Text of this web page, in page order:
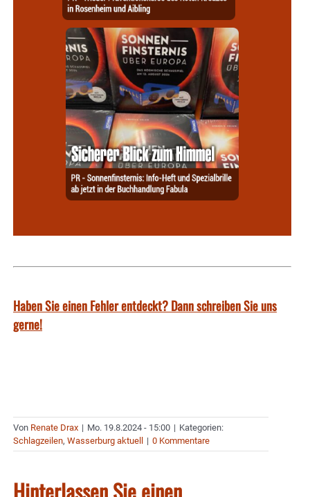
Haben Sie einen Fehler entdeckt? Dann schreiben Sie uns
gerne!
Von Renate Drax | Mo. 19.8.2024 - 15:00 | Kategorien:
Schlagzeilen, Wasserburg aktuell | 0 Kommentare